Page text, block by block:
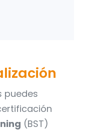
puedes
(BST)